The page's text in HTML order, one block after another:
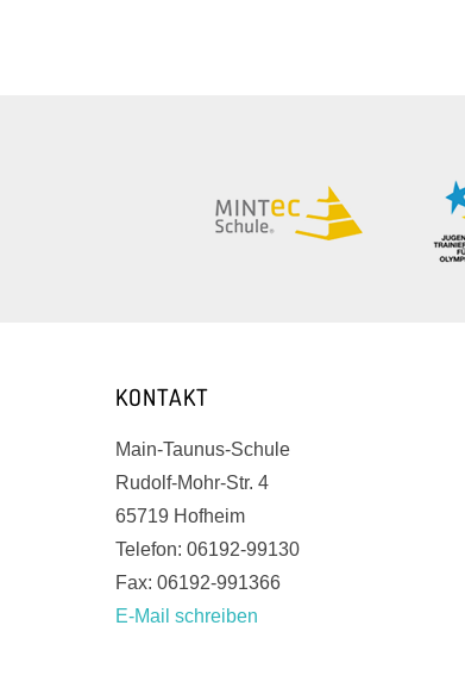
KONTAKT
Main-Taunus-Schule
Rudolf-Mohr-Str. 4
65719 Hofheim
Telefon: 06192-99130
Fax: 06192-991366
E-Mail schreiben